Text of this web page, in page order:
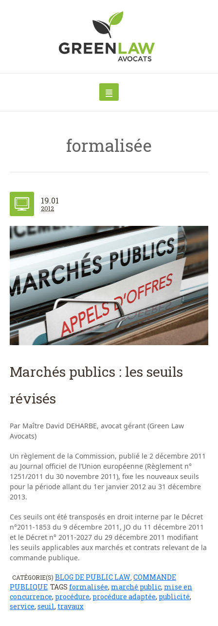
formalisée
19.01
2012
Marchés publics : les seuils
révisés
Par Maître David DEHARBE, avocat gérant (Green Law
Avocats)
Un règlement de la Commission, publié le 2 décembre 2011
au Journal officiel de l’Union européenne (Règlement n°
1251/2011 du 30 novembre 2011), fixe les nouveaux seuils
pour la période allant du 1er janvier 2012 au 31 décembre
2013.
Ces seuils ont été transposés en droit interne par le Décret
n°2011-1853 du 9 décembre 2011, JO du 11 décembre 2011
et le Décret n° 2011-2027 du 29 décembre 2011 modifiant
les seuils applicables aux marchés et contrats relevant de la
commande publique.
CATÉGORIE(S) BLOG DE PUBLIC LAW COMMANDE
PUBLIQUE TAGS formalisée, marché public, mise en
concurrence, procédure, procédure adaptée, publicité,
service, seuil, travaux